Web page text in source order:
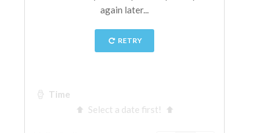
Vasari Corridor
Palazzo Vecchio
Santa Maria Novella
Eine Geführte Tour buchen